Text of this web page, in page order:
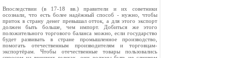
Впоследствии (в 17-18 вв.) правители и их советники
осознали, что есть более надёжный способ - нужно, чтобы
приток в страну денег превышал отток, а для этого экспорт
должен быть больше, чем импорт. Добиться же этого
положительного торгового баланса можно, если государство
будет развивать в стране промышленное производство,
помогать отечественным производителям и торговцам-
экспортёрам. Чтобы отечественные товары пользовались